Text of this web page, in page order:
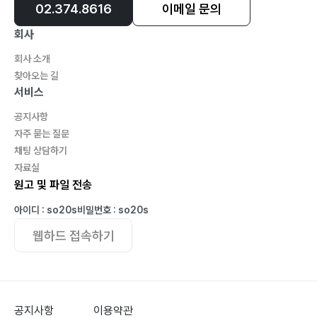
02.374.8616 이메일 문의
회사
회사 소개
찾아오는 길
서비스
공지사항
자주 묻는 질문
채팅 상담하기
자료실
원고 및 파일 전송
아이디 : so20s비밀번호 : so20s
웹하드 접속하기
공지사항
이용약관